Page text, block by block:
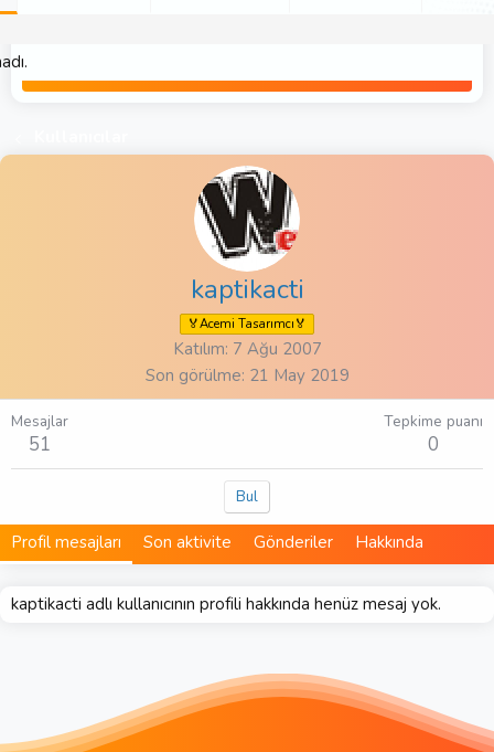
kaptikacti
🏅Acemi Tasarımcı🏅
Katılım 7 Ağu 2007
Son görülme 21 May 2019
Mesajlar
51
Tepkime puanı
0
Bul
Profil mesajları Son aktivite Gönderiler Hakkında
kaptikacti adlı kullanıcının profili hakkında henüz mesaj yok.